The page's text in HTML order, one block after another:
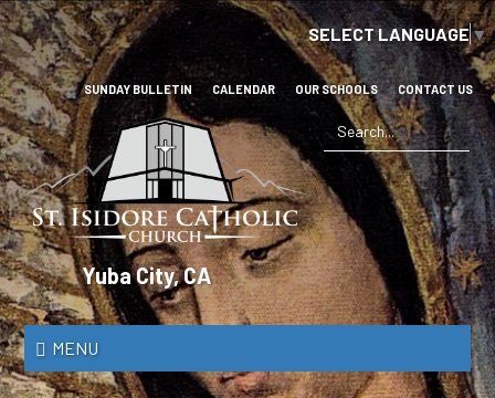
Skip
to
main
content
SELECT LANGUAGE▼
SUNDAY BULLETIN CALENDAR OUR SCHOOLS CONTACT US
St.
Isidore
Catholic
Church
Yuba City, CA
MENU
Search
*